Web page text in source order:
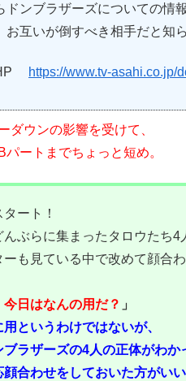
ドンブラザーズについての情
お互いが倒すべき相手だと知
https://www.tv-asahi.co.jp/
ダウンの影響を受けて、
ートまでちょっと短め。
ート！
んぶらに集まったタロウたち4
ーも見ている中で改めて顔合わ
今日はなんの用だ？ 」
用というわけではないが、
ラザーズの4人の正体がわか
合わせをしておいた方がい